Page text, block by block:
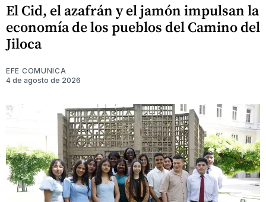
El Cid, el azafrán y el jamón impulsan la
economía de los pueblos del Camino del
Jiloca
EFE COMUNICA
4 de agosto de 2026